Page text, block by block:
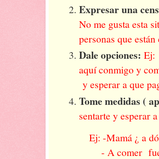
Expresar una
No me gusta esta
personas que
Dale opciones: Ej:
aquí conmigo y
y esperar a que
Tome medidas (
sentarte y esperar
Ej: -Mamá ¿ a
- A comer